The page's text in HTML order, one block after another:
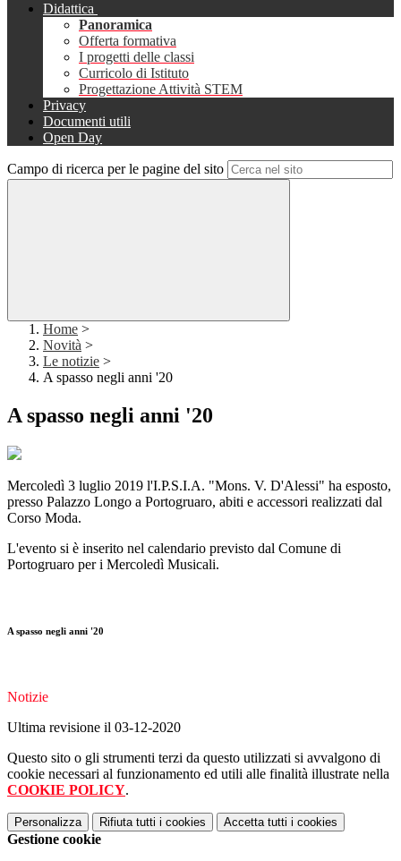
Didattica
Panoramica
Offerta formativa
I progetti delle classi
Curricolo di Istituto
Progettazione Attività STEM
Privacy
Documenti utili
Open Day
Campo di ricerca per le pagine del sito
Home >
Novità >
Le notizie >
A spasso negli anni '20
A spasso negli anni '20
Mercoledì 3 luglio 2019 l'I.P.S.I.A. "Mons. V. D'Alessi" ha esposto,
presso Palazzo Longo a Portogruaro, abiti e accessori realizzati dal
Corso Moda.
L'evento si è inserito nel calendario previsto dal Comune di
Portogruaro per i Mercoledì Musicali.
A spasso negli anni '20
Notizie
Ultima revisione il 03-12-2020
Questo sito o gli strumenti terzi da questo utilizzati si avvalgono di
cookie necessari al funzionamento ed utili alle finalità illustrate nella
COOKIE POLICY.
Personalizza Rifiuta tutti i cookies Accetta tutti i cookies
Gestione cookie